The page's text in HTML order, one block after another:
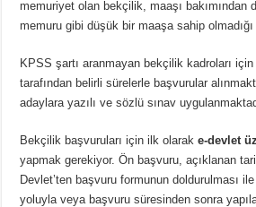
memuriyet olan bekçilik, maaşı bakımından
memuru gibi düşük bir maaşa sahip olmadığı
KPSS şartı aranmayan bekçilik kadroları için
tarafından belirli sürelerle başvurular
adaylara yazılı ve sözlü sınav
Bekçilik başvuruları için ilk olarake-devlet
yapmak gerekiyor. Ön başvuru, açıklanan
Devlet’ten başvuru formunun doldurulması
yoluyla veya başvuru süresinden sonra